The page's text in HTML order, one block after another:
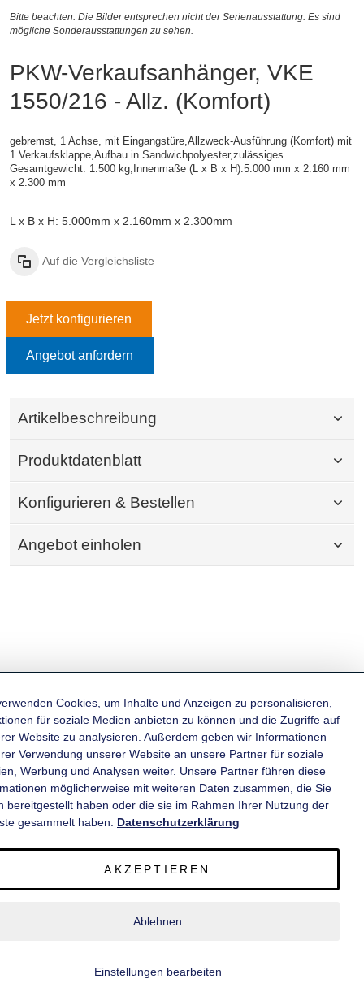
Bitte beachten: Die Bilder entsprechen nicht der Serienausstattung. Es sind
mögliche Sonderausstattungen zu sehen.
PKW-Verkaufsanhänger, VKE
1550/216 - Allz. (Komfort)
gebremst, 1 Achse, mit Eingangstüre,Allzweck-Ausführung (Komfort) mit
1 Verkaufsklappe,Aufbau in Sandwichpolyester,zulässiges
Gesamtgewicht: 1.500 kg, Innenmaße (L x B x H):5.000 mm x 2.160 mm
x 2.300 mm
L x B x H: 5.000mm x 2.160mm x 2.300mm
Auf die Vergleichsliste
Jetzt konfigurieren
Angebot anfordern
Artikelbeschreibung
Produktdatenblatt
Konfigurieren & Bestellen
Angebot einholen
KATEGORIEN
INFORMATIONEN
© 2020 wm meyer® Fahrzeugbau AG. Alle Rechte vorbehalten.
Cookies, um Inhalte und Anzeigen zu personalisieren,
für soziale Medien anbieten zu können und die Zugriffe auf
Website zu analysieren. Außerdem geben wir Informationen
Verwendung unserer Website an unsere Partner für soziale
Werbung und Analysen weiter. Unsere Partner führen diese
möglicherweise mit weiteren Daten zusammen, die Sie
bereitgestellt haben oder die sie im Rahmen Ihrer Nutzung der
gesammelt haben. Datenschutzerklärung
AKZEPTIEREN
Ablehnen
Einstellungen bearbeiten